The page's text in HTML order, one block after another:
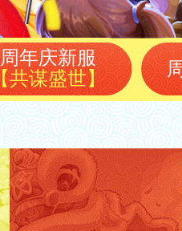
周年庆新服
【共谋盛世】